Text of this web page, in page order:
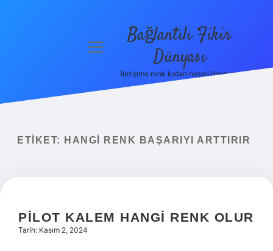
menüyü
Bağlantılı Fikir
Dünyası
İletişime renk katan neşeli öneriler!
ETIKET: HANGI RENK BAŞARIYI ARTTIRIR
PILOT KALEM HANGI RENK OLUR
Tarih: Kasım 2, 2024